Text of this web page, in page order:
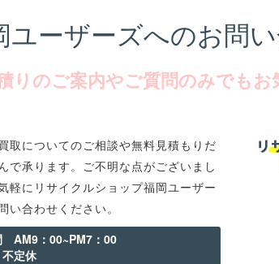
ユーザーズへのお問
りのご案内やご質問のみでも
取についてのご相談や無料見積もりだ
で承ります。ご不明な点がございまし
軽にリサイクルショップ福岡ユーザー
い合わせください。
AM9：00~PM7：00
定休